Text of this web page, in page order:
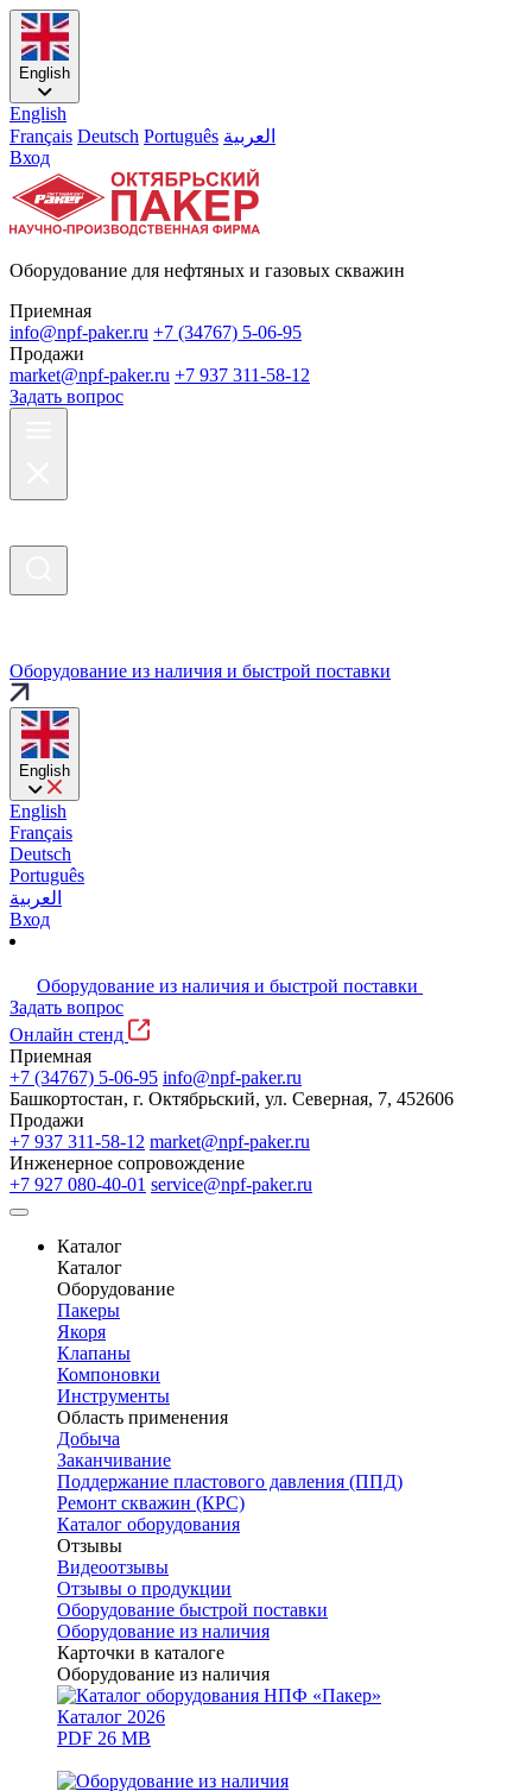
English
English
Français Deutsch Português العربية
Вход
Оборудование для нефтяных и газовых скважин
Приемная
info@npf-paker.ru +7 (34767) 5-06-95
Продажи
market@npf-paker.ru +7 937 311-58-12
Задать вопрос
Оборудование из наличия и быстрой поставки
English
English
Français
Deutsch
Português
العربية
Вход
Оборудование из наличия и быстрой поставки
Задать вопрос
Онлайн стенд
Приемная
+7 (34767) 5-06-95 info@npf-paker.ru
Башкортостан, г. Октябрьский, ул. Северная, 7, 452606
Продажи
+7 937 311-58-12 market@npf-paker.ru
Инженерное сопровождение
+7 927 080-40-01 service@npf-paker.ru
Каталог
Каталог
Оборудование
Пакеры
Якоря
Клапаны
Компоновки
Инструменты
Область применения
Добыча
Заканчивание
Поддержание пластового давления (ППД)
Ремонт скважин (КРС)
Каталог оборудования
Отзывы
Видеоотзывы
Отзывы о продукции
Оборудование быстрой поставки
Оборудование из наличия
Карточки в каталоге
Оборудование из наличия
Каталог 2026
PDF 26 MB